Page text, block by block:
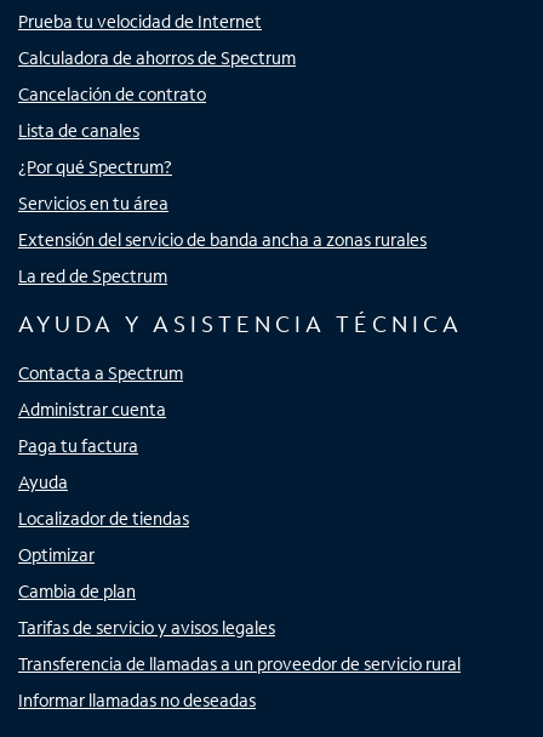
Prueba tu velocidad de Internet
Calculadora de ahorros de Spectrum
Cancelación de contrato
Lista de canales
¿Por qué Spectrum?
Servicios en tu área
Extensión del servicio de banda ancha a zonas rurales
La red de Spectrum
AYUDA Y ASISTENCIA TÉCNICA
Contacta a Spectrum
Administrar cuenta
Paga tu factura
Ayuda
Localizador de tiendas
Optimizar
Cambia de plan
Tarifas de servicio y avisos legales
Transferencia de llamadas a un proveedor de servicio rural
Informar llamadas no deseadas